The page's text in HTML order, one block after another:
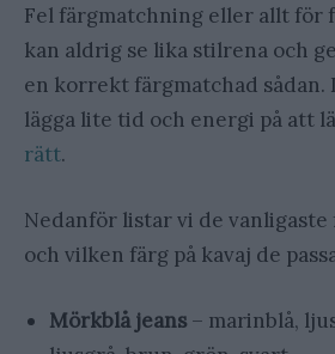
Fel färgmatchning eller allt för
kan aldrig se lika stilrena och
en korrekt färgmatchad sådan.
lägga lite tid och energi på att
rätt.
Nedanför listar vi de vanligaste
och vilken färg på kavaj de
Mörkblå jeans – marinblå,